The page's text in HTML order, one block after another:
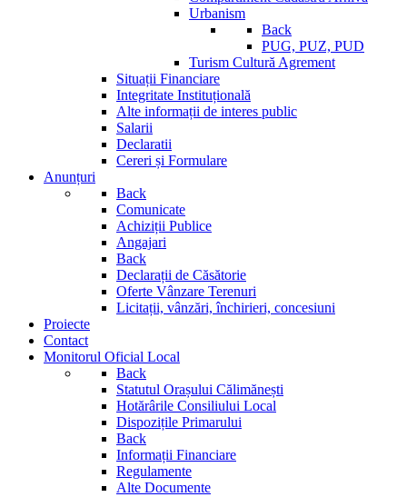
Urbanism
Back
PUG, PUZ, PUD
Turism Cultură Agrement
Situații Financiare
Integritate Instituțională
Alte informații de interes public
Salarii
Declaratii
Cereri și Formulare
Anunțuri
Back
Comunicate
Achiziții Publice
Angajari
Back
Declarații de Căsătorie
Oferte Vânzare Terenuri
Licitații, vânzări, închirieri, concesiuni
Proiecte
Contact
Monitorul Oficial Local
Back
Statutul Orașului Călimănești
Hotărârile Consiliului Local
Dispozițile Primarului
Back
Informații Financiare
Regulamente
Alte Documente